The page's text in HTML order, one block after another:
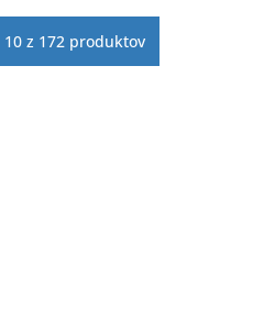
10 z 172 produktov